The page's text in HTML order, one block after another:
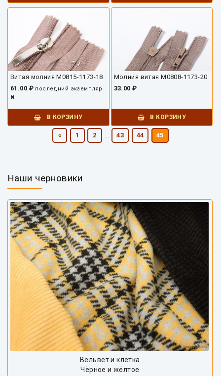
Витая молния М0815-1173-18
61.00 ₽ последний экземпляр
В КОРЗИНУ
Молния витая М0808-1173-20
33.00 ₽
В КОРЗИНУ
« 1 2 ... 43 44 45
Наши черновики
Вельвет и клетка
Чёрное и жёлтое